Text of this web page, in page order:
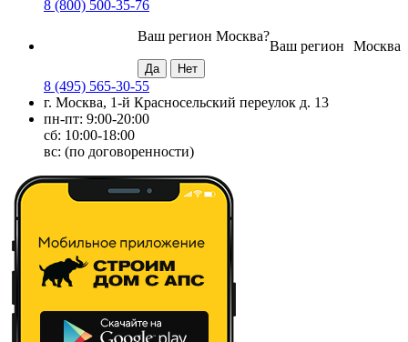
8 (800) 500-35-76
Москва
Ваш регион
Ваш регион Москва?
8 (495) 565-30-55
г. Москва, 1-й Красносельский переулок д. 13
пн-пт: 9:00-20:00
сб: 10:00-18:00
вс: (по договоренности)